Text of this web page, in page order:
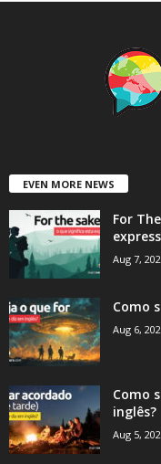
EVEN MORE NEWS
For
Aug 7,
Como
Aug 6,
Como
inglês?
Aug 5,